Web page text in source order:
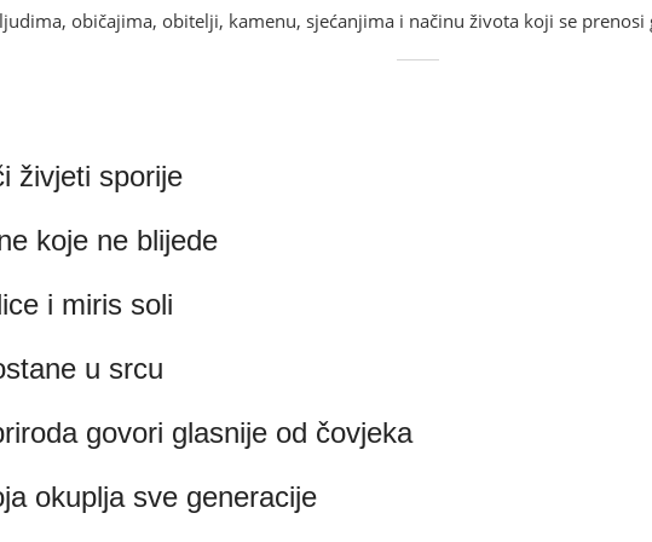
običajima, obitelji, kamenu, sjećanjima i načinu života koji se prenosi
živjeti sporije
koje ne blijede
i miris soli
u srcu
govori glasnije od čovjeka
okuplja sve generacije